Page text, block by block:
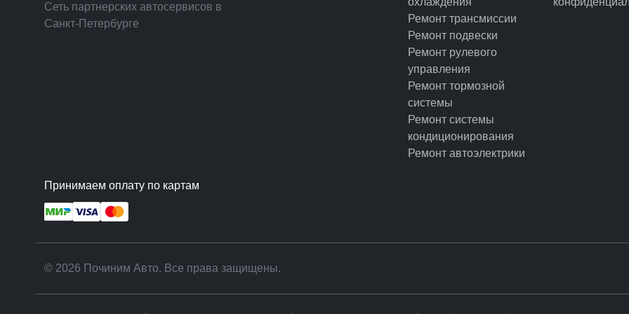
Сеть партнерских автосервисов в
Санкт-Петербурге
Ремонт трансмиссии
Ремонт подвески
Ремонт рулевого
управления
Ремонт тормозной
системы
Ремонт системы
кондиционирования
Ремонт автоэлектрики
Принимаем оплату по картам
© 2026 Починим Авто. Все права защищены.